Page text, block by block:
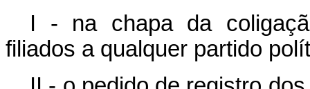
I - na chapa da
filiados a qualquer partido